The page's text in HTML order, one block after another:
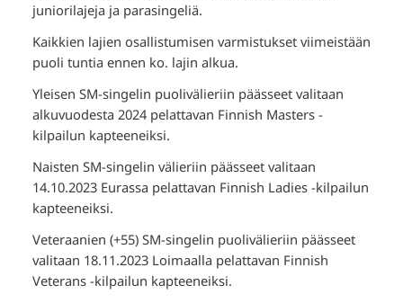
juniorilajeja ja parasingeliä.
Kaikkien lajien osallistumisen varmistukset viimeistään
puoli tuntia ennen ko. lajin alkua.
Yleisen SM-singelin puolivälieriin päässeet valitaan
alkuvuodesta 2024 pelattavan Finnish Masters -
kilpailun kapteeneiksi.
Naisten SM-singelin välieriin päässeet valitaan
14.10.2023 Eurassa pelattavan Finnish Ladies -kilpailun
kapteeneiksi.
Veteraanien (+55) SM-singelin puolivälieriin päässeet
valitaan 18.11.2023 Loimaalla pelattavan Finnish
Veterans -kilpailun kapteeneiksi.